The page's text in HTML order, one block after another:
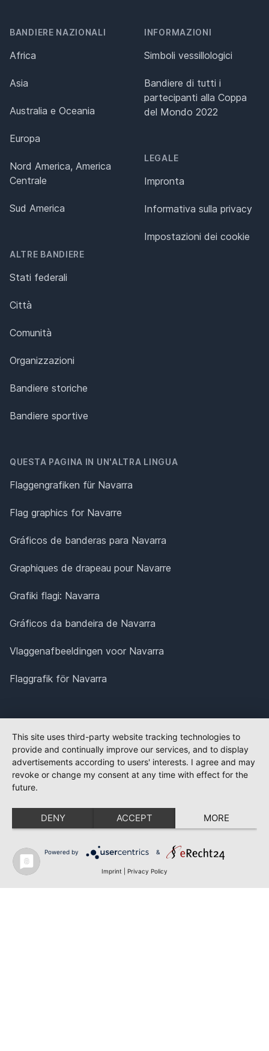
BANDIERE NAZIONALI
Africa
Asia
Australia e Oceania
Europa
Nord America, America
Centrale
Sud America
ALTRE BANDIERE
Stati federali
Città
Comunità
Organizzazioni
Bandiere storiche
Bandiere sportive
INFORMAZIONI
Simboli vessillologici
Bandiere di tutti i
partecipanti alla Coppa
del Mondo 2022
LEGALE
Impronta
Informativa sulla privacy
Impostazioni dei cookie
QUESTA PAGINA IN UN'ALTRA LINGUA
Flaggengrafiken für Navarra
Flag graphics for Navarre
Gráficos de banderas para Navarra
Graphiques de drapeau pour Navarre
Grafiki flagi: Navarra
Gráficos da bandeira de Navarra
Vlaggenafbeeldingen voor Navarra
Flaggrafik för Navarra
This site uses third-party website tracking technologies to
provide and continually improve our services, and to display
advertisements according to users' interests. I agree and may
revoke or change my consent at any time with effect for the
future.
DENY ACCEPT MORE
Powered by &
Imprint Privacy Policy